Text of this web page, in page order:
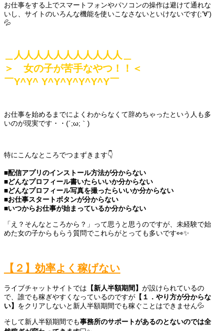
お仕事をする上でスマートフォンやパソコンの操作は避けて通れな
いし、サイトのいろんな機能を使いこなさないといけないです(;’∀’)
💦
＿人人人人人人人人人人人＿
＞ 女の子が苦手なやつ！！＜
￣Y^Y^ Y^Y^Y^Y^Y^Y￣
お仕事を始めるまでによくわからなくて辞めちゃったという人も多
いのが現実です・・(´;ω;｀)
特にこんなところでつまずきます👇
■配信アプリのインストール方法が分からない
■どんなプロフィール書いたらいいか分からない
■どんなプロフィール写真を撮ったらいいか分からない
■お仕事スタートボタンが分からない
■いつからお仕事が始まっているか分からない
「え？そんなところから？」って思うと思うのですが、未経験で始
めた女の子からもらう質問でこれらがとっても多いです👀✨
【２】効率よく稼げない
ライブチャットサイトでは 【新人半額期間】 が設けられているの
で、誰でも稼ぎやすくなっているのですが 【１．やり方が分からな
い】 をクリアしないと新人半額期間でも稼ぐことはできません💦
そして新人半額期間でも事務所のサポートがあるのとないのでは全